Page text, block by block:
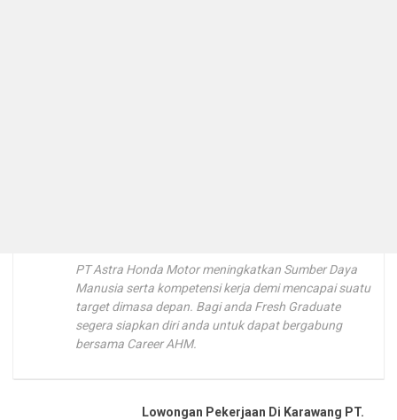
PT Astra Honda Motor meningkatkan Sumber Daya
Manusia serta kompetensi kerja demi mencapai suatu
target dimasa depan. Bagi anda Fresh Graduate
segera siapkan diri anda untuk dapat bergabung
bersama Career AHM.
Lowongan Pekerjaan Di Karawang PT.